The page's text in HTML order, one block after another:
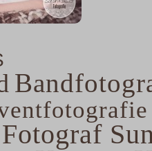
Fotograf